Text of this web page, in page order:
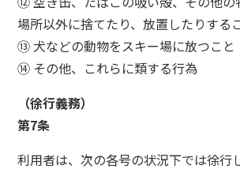
場所以外に捨てたり、放置したりする
⑬ 犬などの動物をスキー場に放つこと
⑭ その他、これらに類する行為
（徐行義務）
第7条
利用者は、次の各号の状況下では徐行